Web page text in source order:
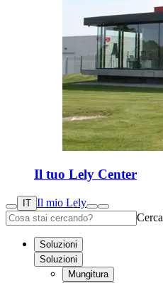
Il tuo Lely Center
IT Il mio Lely
Cerca
Soluzioni
Soluzioni
Mungitura